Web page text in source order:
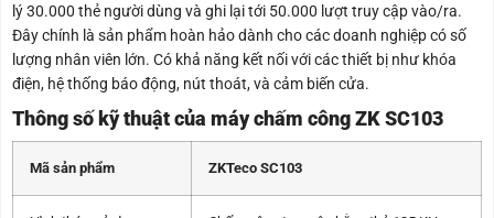
lý 30.000 thẻ người dùng và ghi lại tới 50.000 lượt truy cập vào/ra.
Đây chính là sản phẩm hoàn hảo dành cho các doanh nghiệp có số
lượng nhân viên lớn. Có khả năng kết nối với các thiết bị như khóa
điện, hệ thống báo động, nút thoát, và cảm biến cửa.
Thông số kỹ thuật của máy chấm công ZK SC103
Mã sản phẩm ZKTeco SC103